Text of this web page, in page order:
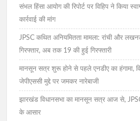
संभल हिंसा आयोग की रिपोर्ट पर विहिप ने किया
कार्रवाई की मांग
JPSC कथित अनियमितता मामला: रांची और
गिरफ्तार, अब तक 19 की हुई गिरफ्तारी
मानसून सत्र शुरू होने से पहले एनडीए का हंगामा,
जेपीएससी मुद्दे पर जमकर नारेबाजी
झारखंड विधानसभा का मानसून सत्र आज से,
के आसार